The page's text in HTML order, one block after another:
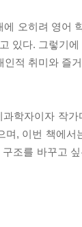
오히려 영어
있다. 그렇기
인적 취미와 즐
학자이자 작
, 이번 책에서는
조를 바꾸고